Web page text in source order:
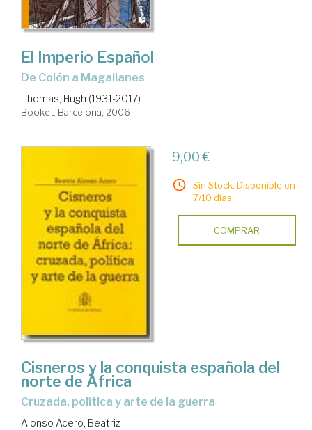
El Imperio Español
de Colón a Magallanes
Thomas, Hugh (1931-2017)
Booket. Barcelona, 2006
9,00 €
Sin Stock. Disponible en
7/10 días.
COMPRAR
Cisneros y la conquista española del
norte de África
cruzada, política y arte de la guerra
Alonso Acero, Beatriz